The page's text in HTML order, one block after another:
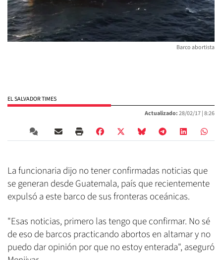
Barco abortista
EL SALVADOR TIMES
Actualizado:28/02/17 |8:26
La funcionaria dijo no tener confirmadas noticias que
se generan desde Guatemala, país que recientemente
expulsó a este barco de sus fronteras oceánicas.
"Esas noticias, primero las tengo que confirmar. No sé
de eso de barcos practicando abortos en altamar y no
puedo dar opinión por que no estoy enterada", aseguró